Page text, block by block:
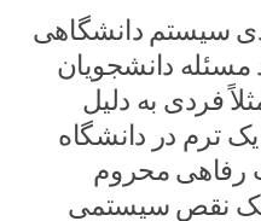
سیستم دانشگاهی
دانشجویان
فردی به دلیل
ترم در دانشگاه
رفاهی محروم
یک نقص سیستمی